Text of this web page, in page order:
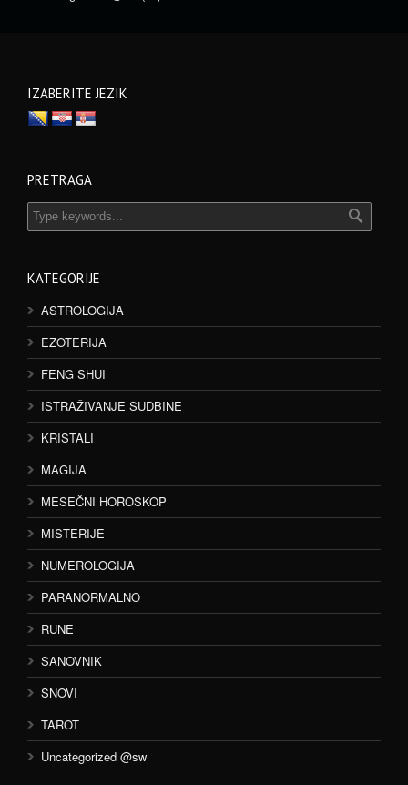
IZABERITE JEZIK
PRETRAGA
KATEGORIJE
ASTROLOGIJA
EZOTERIJA
FENG SHUI
ISTRAŽIVANJE SUDBINE
KRISTALI
MAGIJA
MESEČNI HOROSKOP
MISTERIJE
NUMEROLOGIJA
PARANORMALNO
RUNE
SANOVNIK
SNOVI
TAROT
Uncategorized @sw